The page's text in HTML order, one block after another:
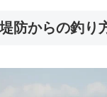
防からの釣り